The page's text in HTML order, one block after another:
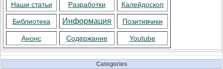
Наши статьи Разработки Калейдоскоп
Библиотека Информация Позитивчики
Анонс Содержание Youtube
Categories